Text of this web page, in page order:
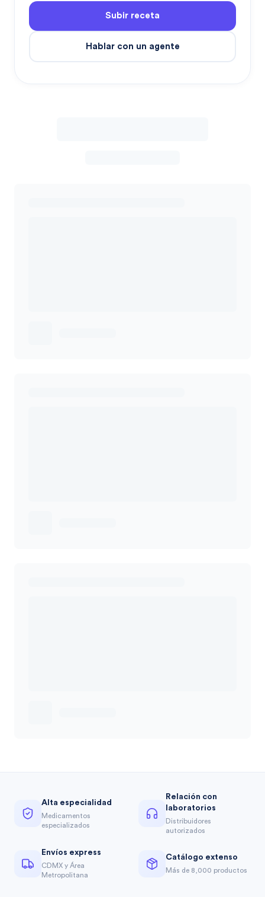
Subir receta
Hablar con un agente
Alta especialidad
Medicamentos
especializados
Relación con
laboratorios
Distribuidores
autorizados
Envíos express
CDMX y Área
Metropolitana
Catálogo extenso
Más de 8,000 productos